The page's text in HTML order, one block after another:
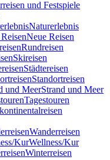
Naturerlebnis
Neue Reisen
Rund­reisen
Ski­reisen
Städte­reisen
Standort­reisen
Strand und Meer
Tagestouren
Wander­reisen
Wellness/Kur
Winter­reisen